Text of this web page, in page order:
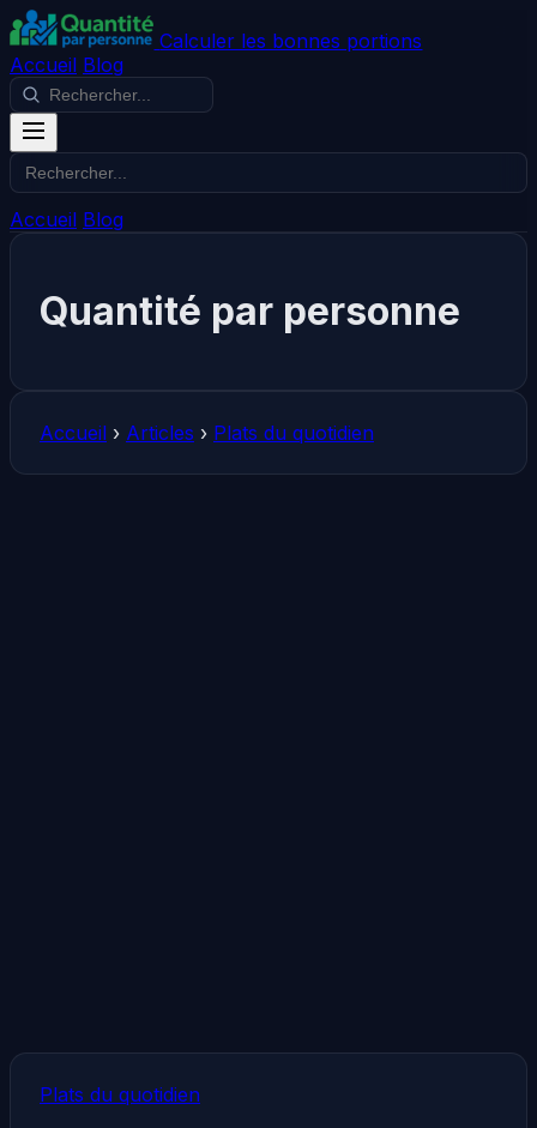
Calculer les bonnes portions
Accueil Blog
Accueil Blog
Quantité par personne
Accueil › Articles › Plats du quotidien
Plats du quotidien